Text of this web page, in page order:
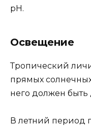
pH.
Освещение
Тропический
прямых
него должен быть
В летний период